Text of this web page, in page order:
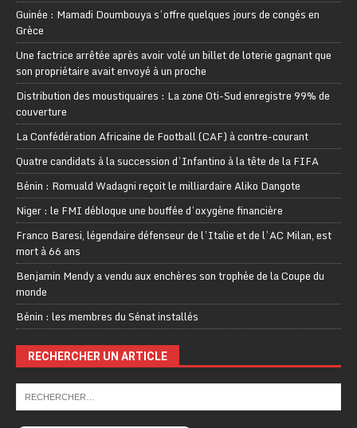
Guinée : Mamadi Doumbouya s’offre quelques jours de congés en
Grèce
Une factrice arrêtée après avoir volé un billet de loterie gagnant que
son propriétaire avait envoyé à un proche
Distribution des moustiquaires : La zone Oti-Sud enregistre 99% de
couverture
La Confédération Africaine de Football (CAF) à contre-courant
Quatre candidats à la succession d’Infantino à la tête de la FIFA
Bénin : Romuald Wadagni reçoit le milliardaire Aliko Dangote
Niger : le FMI débloque une bouffée d’oxygène financière
Franco Baresi, légendaire défenseur de l’Italie et de l’AC Milan, est
mort à 66 ans
Benjamin Mendy a vendu aux enchères son trophée de la Coupe du
monde
Bénin : les membres du Sénat installés
RECHERCHER UN ARTICLE